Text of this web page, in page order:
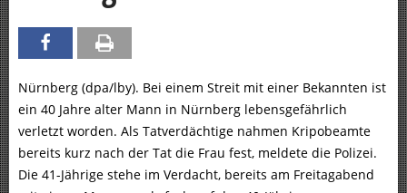
Nürnberg (dpa/lby). Bei einem Streit mit einer Bekannten ist
ein 40 Jahre alter Mann in Nürnberg lebensgefährlich
verletzt worden. Als Tatverdächtige nahmen Kripobeamte
bereits kurz nach der Tat die Frau fest, meldete die Polizei.
Die 41-Jährige stehe im Verdacht, bereits am Freitagabend